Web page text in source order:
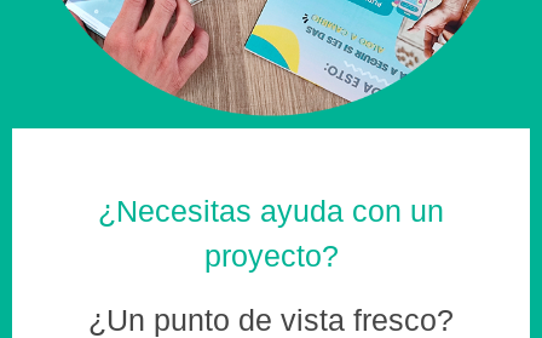
¿Necesitas ayuda con un
proyecto?
¿Un punto de vista fresco?